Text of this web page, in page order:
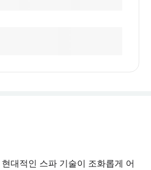
대적인 스파 기술이 조화롭게 어